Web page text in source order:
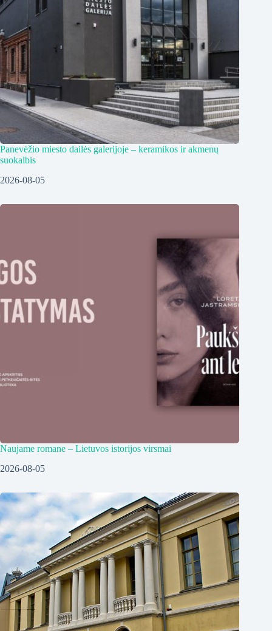
Panevėžio miesto dailės galerijoje – keramikos ir akmenų
suokalbis
2026-08-05
Naujame romane – Lietuvos istorijos virsmai
2026-08-05